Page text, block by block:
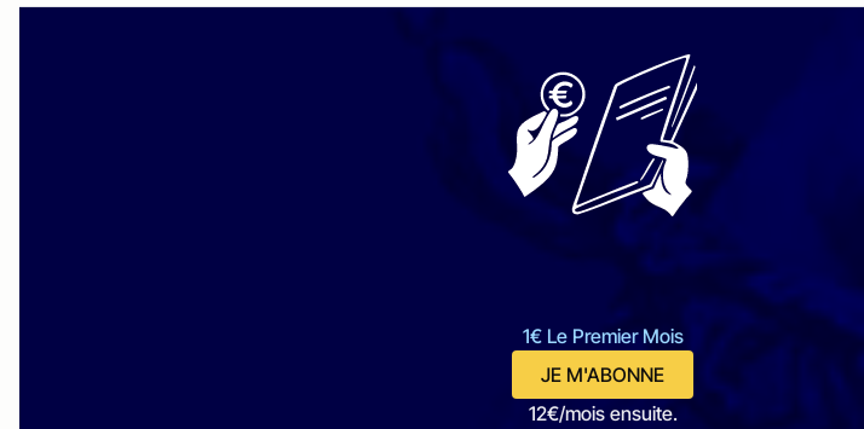
1€ Le Premier Mois
JE M'ABONNE
12€/mois ensuite.